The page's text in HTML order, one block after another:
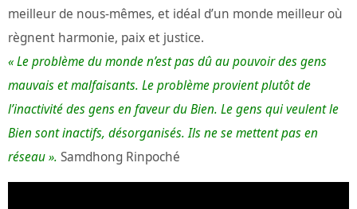
meilleur de nous-mêmes, et idéal d’un monde meilleur où
règnent harmonie, paix et justice.
« Le problème du monde n’est pas dû au pouvoir des gens
mauvais et malfaisants. Le problème provient plutôt de
l’inactivité des gens en faveur du Bien. Le gens qui veulent le
Bien sont inactifs, désorganisés. Ils ne se mettent pas en
réseau ». Samdhong Rinpoché